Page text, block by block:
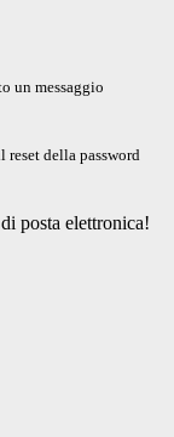
un messaggio
reset della password
posta elettronica!